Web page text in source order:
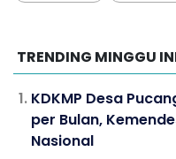
TRENDING MINGGU
KDKMP Desa
per Bulan,
Nasional